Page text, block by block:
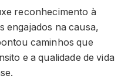
reconhecimento à
engajados na causa,
caminhos que
e a qualidade de vida